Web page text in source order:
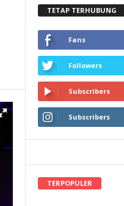
TETAP TERHUBUNG
Fans
Followers
Subscribers
Subscribers